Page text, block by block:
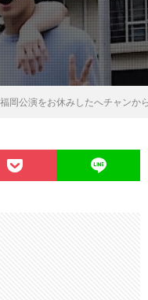
福岡公演をお休みしたへチャン